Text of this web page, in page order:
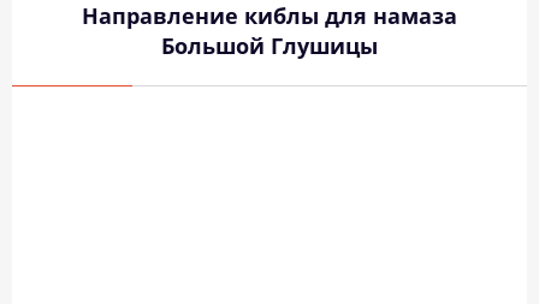
Направление киблы для намаза
Большой Глушицы